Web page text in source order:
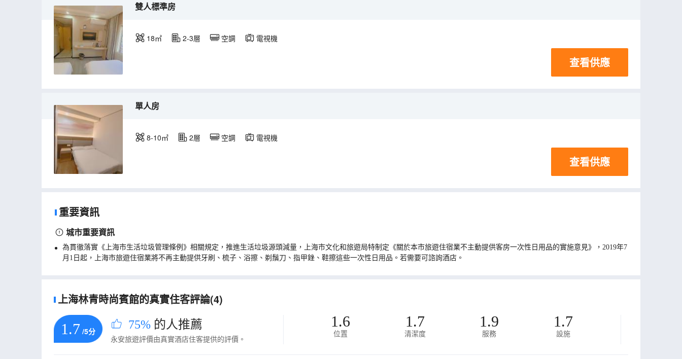
雙人標準房
18㎡ 2-3層 空調 電視機
查看供應
單人房
8-10㎡ 2層 空調 電視機
查看供應
重要資訊
城市重要資訊
為貫徹落實《上海市生活垃圾管理條例》相關規定，推進生活垃圾源頭減量，上海市文化和旅遊局特制定《關於本市旅遊住宿業不主動提供客房一次性日用品的實施意見》，2019年7
月1日起，上海市旅遊住宿業將不再主動提供牙刷、梳子、浴擦、剃鬚刀、指甲銼、鞋擦這些一次性日用品。若需要可諮詢酒店。
上海林青時尚賓館的真實住客評論(4)
1.7 /5分 75% 的人推薦
永安旅遊評價由真實酒店住客提供的評價。
1.6
位置
1.7
清潔度
1.9
服務
1.7
設施